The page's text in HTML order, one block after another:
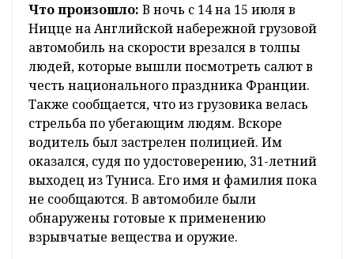
Что произошло: В ночь с 14 на 15 июля в
Ницце на Английской набережной грузовой
автомобиль на скорости врезался в толпы
людей, которые вышли посмотреть салют в
честь национального праздника Франции.
Также сообщается, что из грузовика велась
стрельба по убегающим людям. Вскоре
водитель был застрелен полицией. Им
оказался, судя по удостоверению, 31-летний
выходец из Туниса. Его имя и фамилия пока
не сообщаются. В автомобиле были
обнаружены готовые к применению
взрывчатые вещества и оружие.